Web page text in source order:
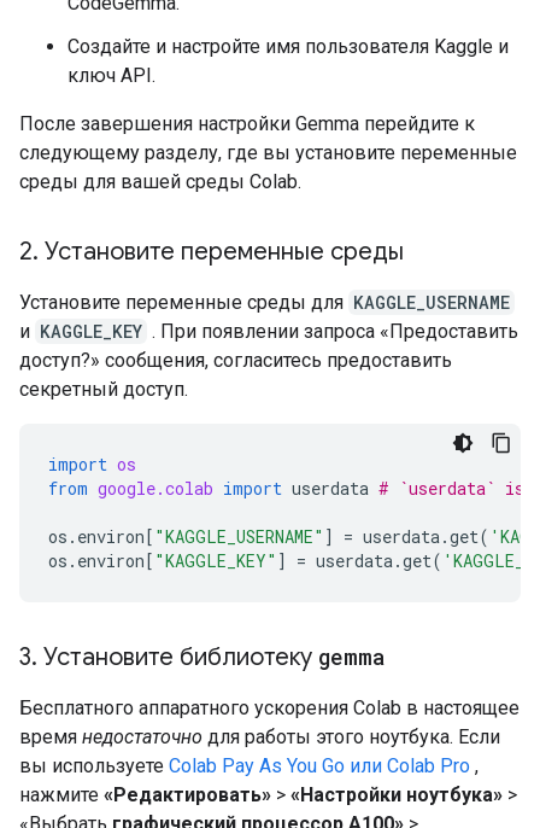
Создайте и настройте имя пользователя Kaggle и
ключ API.
После завершения настройки Gemma перейдите к
следующему разделу, где вы установите переменные
среды для вашей среды Colab.
2. Установите переменные среды
Установите переменные среды для KAGGLE_USERNAME
и KAGGLE_KEY . При появлении запроса «Предоставить
доступ?» сообщения, согласитесь предоставить
секретный доступ.
import os
from google.colab import userdata # `userdata` is
os . environ[ "KAGGLE_USERNAME" ] = userdata.get(
os . environ[ "KAGGLE_KEY" ] = userdata.get(
3. Установите библиотеку gemma
Бесплатного аппаратного ускорения Colab в настоящее
время недостаточно для работы этого ноутбука. Если
вы используете Colab Pay As You Go или Colab Pro ,
нажмите «Редактировать» > «Настройки ноутбука» >